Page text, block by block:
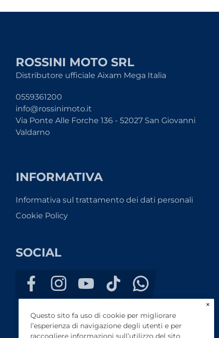
ROSSINI MOTO SRL
Distributore ufficiale Aixam Mega Italia
0559361200
info@rossinimoto.it
Via Ponte Alle Forche 136 - 52027 San Giovanni
Valdarno
INFORMATIVA
Informativa sul trattamento dei dati personali
Cookie Policy
SOCIAL
×
Questo sito fa uso di cookie per migliorare
l’esperienza di navigazione degli utenti e per
raccogliere informazioni sull’utilizzo del sito